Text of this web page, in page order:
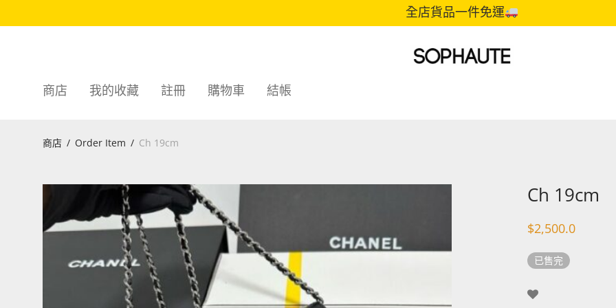
全店貨品一件免運
商店 我的收藏 註冊 購物車 結帳
商店 / Order Item / Ch 19cm
Ch 19cm
$2,500.0
已售完